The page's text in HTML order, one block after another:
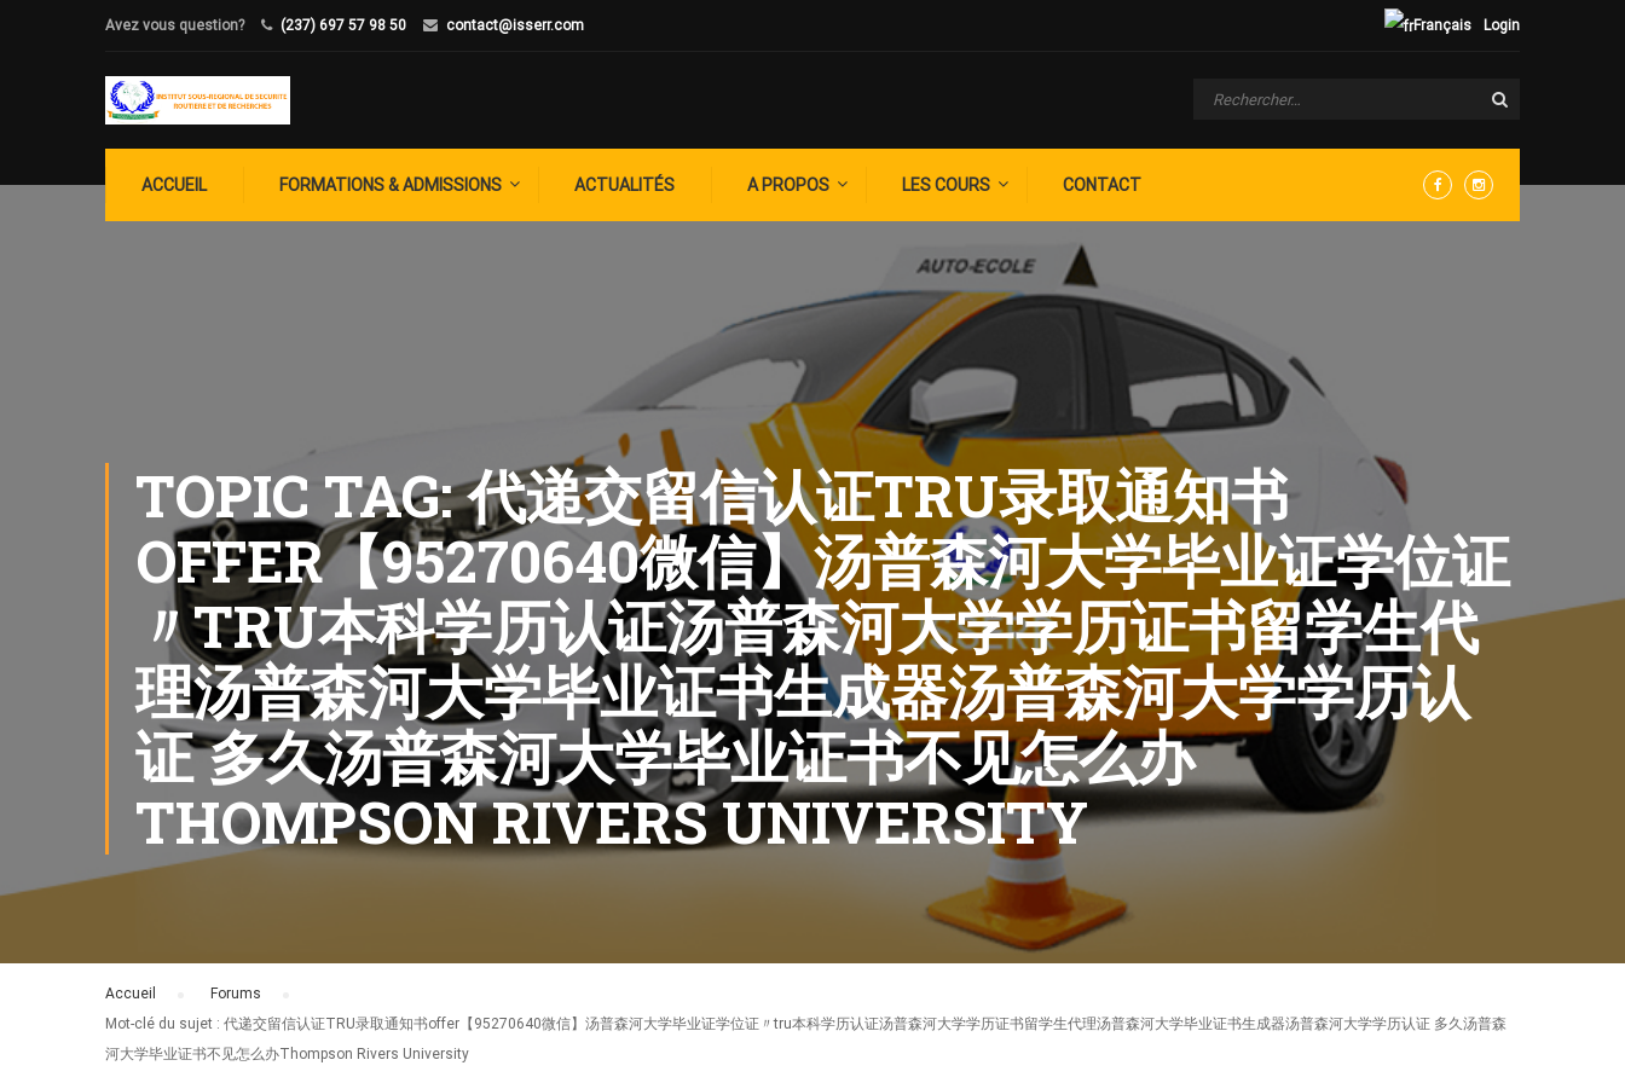
Avez vous question? (237) 697 57 98 50 contact@isserr.com Login
Français
ACCUEIL FORMATIONS & ADMISSIONS ACTUALITÉS A PROPOS LES COURS CONTACT
TOPIC TAG: 代递交留信认证TRU录取通知书
OFFER【95270640微信】汤普森河大学毕业证学位证
〃TRU本科学历认证汤普森河大学学历证书留学生代
理汤普森河大学毕业证书生成器汤普森河大学学历认
证 多久汤普森河大学毕业证书不见怎么办
THOMPSON RIVERS UNIVERSITY
Accueil Forums
Mot-clé du sujet : 代递交留信认证TRU录取通知书offer【95270640微信】汤普森河大学毕业证学位证〃tru本科学历认证汤普森河大学学历证书留学生代理汤普森河大学毕业证书生成器汤普森河大学学历认证 多久汤普森
河大学毕业证书不见怎么办Thompson Rivers University